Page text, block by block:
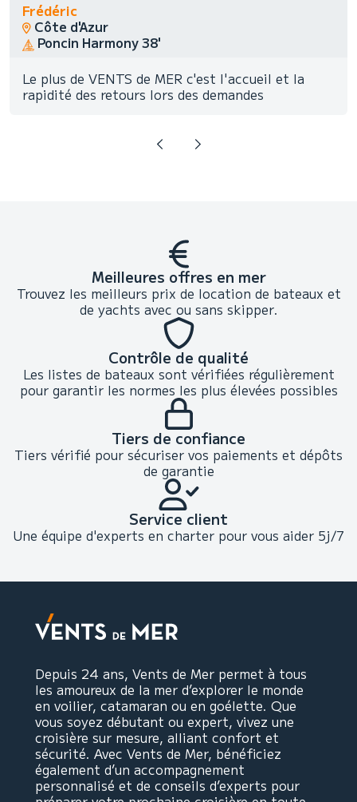
Frédéric
Côte d'Azur
Poncin Harmony 38'
Le plus de VENTS de MER c'est l'accueil et la
rapidité des retours lors des demandes
Meilleures offres en mer
Trouvez les meilleurs prix de location de bateaux et
de yachts avec ou sans skipper.
Contrôle de qualité
Les listes de bateaux sont vérifiées régulièrement
pour garantir les normes les plus élevées possibles
Tiers de confiance
Tiers vérifié pour sécuriser vos paiements et dépôts
de garantie
Service client
Une équipe d'experts en charter pour vous aider 5j/7
Depuis 24 ans, Vents de Mer permet à tous
les amoureux de la mer d’explorer le monde
en voilier, catamaran ou en goélette. Que
vous soyez débutant ou expert, vivez une
croisière sur mesure, alliant confort et
sécurité. Avec Vents de Mer, bénéficiez
également d’un accompagnement
personnalisé et de conseils d’experts pour